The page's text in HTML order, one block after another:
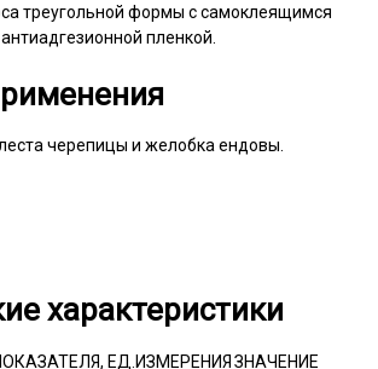
треугольной формы с самоклеящимся
пленкой.
черепицы и желобка ендовы.
характеристики
ЕД.ИЗМЕРЕНИЯЗНАЧЕНИЕ